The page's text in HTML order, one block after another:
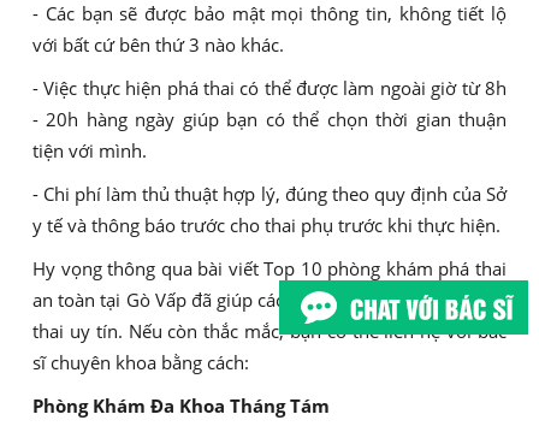
- Các bạn sẽ được bảo mật mọi thông tin, không tiết lộ
với bất cứ bên thứ 3 nào khác.
- Việc thực hiện phá thai có thể được làm ngoài giờ từ 8h
- 20h hàng ngày giúp bạn có thể chọn thời gian thuận
tiện với mình.
- Chi phí làm thủ thuật hợp lý, đúng theo quy định của Sở
y tế và thông báo trước cho thai phụ trước khi thực hiện.
Hy vọng thông qua bài viết Top 10 phòng khám phá thai
an toàn tại Gò Vấp đã giúp các chị em nắm rõ địa chỉ phá
thai uy tín. Nếu còn thắc mắc, bạn có thể liên hệ với bác
sĩ chuyên khoa bằng cách:
Phòng Khám Đa Khoa Tháng Tám